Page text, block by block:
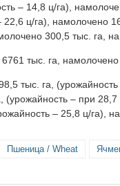
– 14,8 ц/га),
ц/га), намолочено
300,5 тыс. га,
тыс. га,
тыс. га,
– при
– 25,8 ц/га),
Пшеница / Wheat